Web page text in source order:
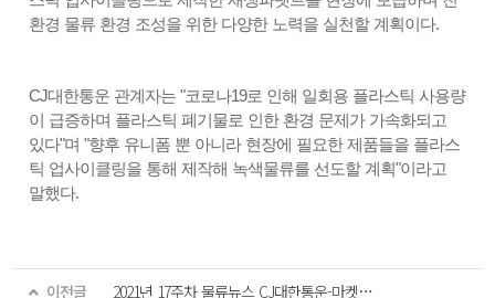
환경 물류 환경 조성을 위한 다양한 노력을 실천할 계획이다.
CJ대한통운 관계자는 "코로나19로 인해 일회용 플라스틱 사용량
이 급증하며 플라스틱 폐기물로 인한 환경 문제가 가속화되고
있다"며 "향후 유니폼 뿐 아니라 현장에 필요한 제품들을 플라스
틱 업사이클링을 통해 제작해 녹색물류를 선도할 계획"이라고
말했다.
이전글 2021년 17주차 물류뉴스 CJ대한통운-마켓컬리 손잡고 ‘샛별배송’ 전국 확대